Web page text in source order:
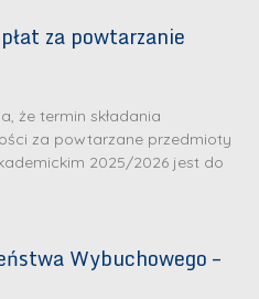
za powtarzanie
że termin składania
za powtarzane przedmioty
2025/2026 jest do
Wybuchowego –